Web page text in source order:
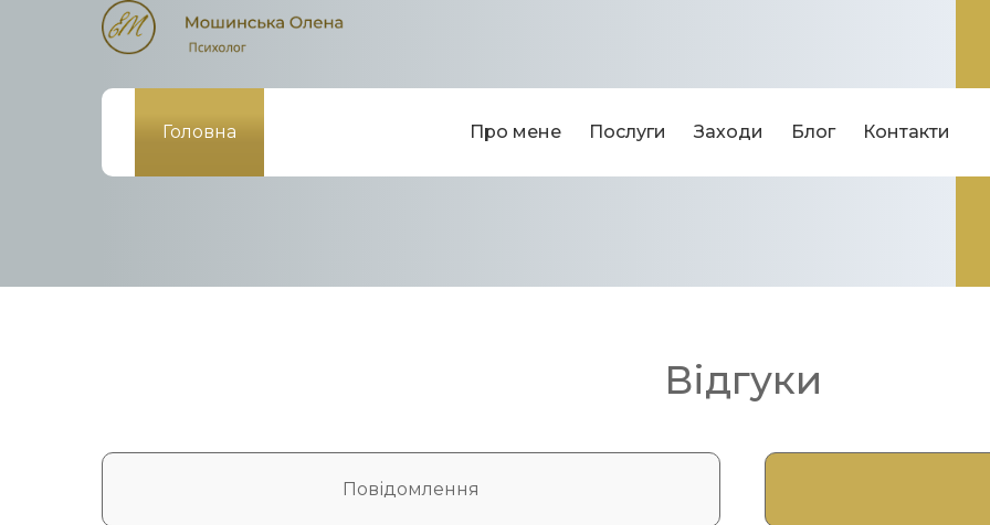
Головна Про мене Послуги Заходи Блог Контакти
Відгуки
Повідомлення